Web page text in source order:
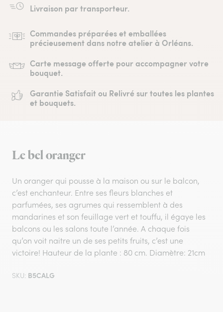
Livraison par transporteur.
Commandes préparées et emballées
précieusement dans notre atelier à Orléans.
Carte message offerte pour accompagner votre
bouquet.
Garantie Satisfait ou Relivré sur toutes les plantes
et bouquets.
Le bel oranger
Un oranger qui pousse à la maison ou sur le balcon,
c’est enchanteur. Entre ses fleurs blanches et
parfumées, ses agrumes qui ressemblent à des
mandarines et son feuillage vert et touffu, il égaye les
balcons ou les salons toute l’année. A chaque fois
qu’on voit naitre un de ses petits fruits, c’est une
victoire! Hauteur de la plante : 80 cm. Diamètre: 21cm
SKU: B5CALG